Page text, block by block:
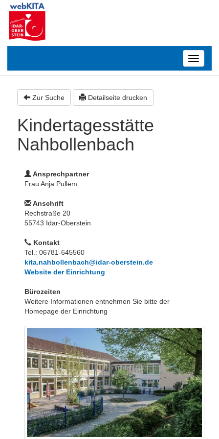
Toggle
Zur Suche Detailseite drucken
Kindertagesstätte
Nahbollenbach
Ansprechpartner
Frau Anja Pullem
Anschrift
Rechstraße 20
55743 Idar-Oberstein
Kontakt
Tel.: 06781-645560
kita.nahbollenbach@idar-oberstein.de
Website der Einrichtung
Bürozeiten
Weitere Informationen entnehmen Sie bitte der
Homepage der Einrichtung